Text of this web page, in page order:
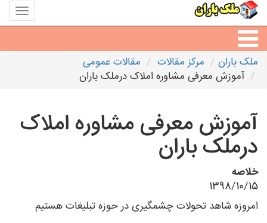
منوی
باران
مشاورین املاک
مشاور املاک شهرها
ملک باران مرکز مقالات
مقالات عمومی
آموزش معرفی مشاوره املاک درملک باران
آموزش معرفی مشاوره املاک
درملک باران
خلاصه
1398/10/15
امروزه شاهد تحولات چشمگیری در حوزه تبلیغات هستیم